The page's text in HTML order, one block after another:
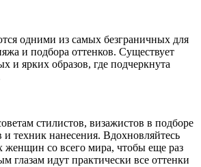
одними из самых безграничных для
и подбора оттенков. Существует
и ярких образов, где подчеркнута
стилистов, визажистов в подборе
и техник нанесения. Вдохновляйтесь
женщин со всего мира, чтобы еще раз
глазам идут практически все оттенки